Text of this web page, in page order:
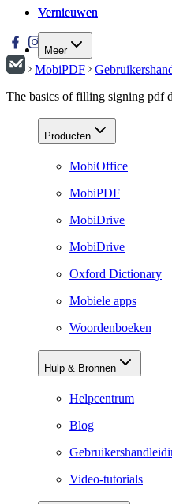
Vernieuwen
Meer
Vernieuwen
MobiPDF
The basics of filling signing pdf
Producten
MobiOffice
MobiPDF
MobiDrive
MobiDrive
Oxford Dictionary
Mobiele apps
Woordenboeken
Hulp & Bronnen
Helpcentrum
Blog
Video-tutorials